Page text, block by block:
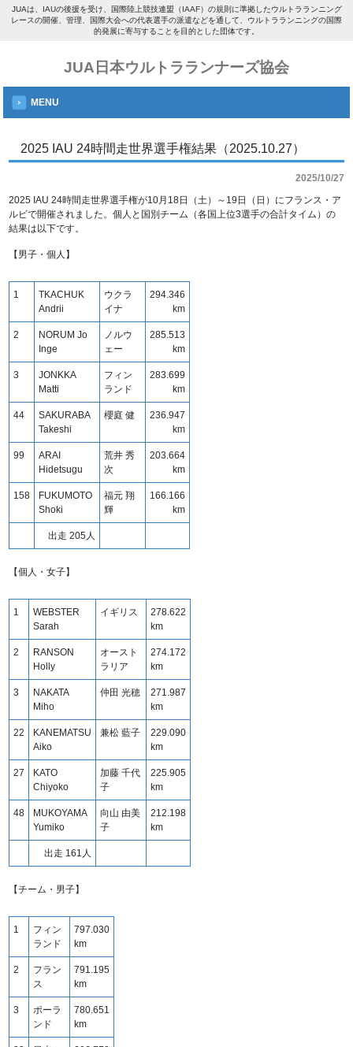
JUAは、IAUの後援を受け、国際陸上競技連盟（IAAF）の規則に準拠したウルトラランニング
レースの開催、管理、国際大会への代表選手の派遣などを通して、ウルトラランニングの国際
的発展に寄与することを目的とした団体です。
JUA日本ウルトラランナーズ協会
MENU
2025 IAU 24時間走世界選手権結果（2025.10.27）
2025/10/27
2025 IAU 24時間走世界選手権が10月18日（土）～19日（日）にフランス・ア
ルビで開催されました。個人と国別チーム（各国上位3選手の合計タイム）の
結果は以下です。
【男子・個人】
1
TKACHUK
Andrii
ウクラ
イナ
294.346
km
2
NORUM Jo
Inge
ノルウ
ェー
285.513
km
3
JONKKA
Matti
フィン
ランド
283.699
km
44
SAKURABA
Takeshi
櫻庭 健
236.947
km
99
ARAI
Hidetsugu
荒井 秀
次
203.664
km
158
FUKUMOTO
Shoki
福元 翔
輝
166.166
km
出走 205人
【個人・女子】
1
WEBSTER
Sarah
イギリス
278.622
km
2
RANSON
Holly
オースト
ラリア
274.172
km
3
NAKATA
Miho
仲田 光穂
271.987
km
22
KANEMATSU
Aiko
兼松 藍子
229.090
km
27
KATO
Chiyoko
加藤 千代
子
225.905
km
48
MUKOYAMA
Yumiko
向山 由美
子
212.198
km
出走 161人
【チーム・男子】
1
フィン
ランド
797.030
km
2
フラン
ス
791.195
km
3
ポーラ
ンド
780.651
km